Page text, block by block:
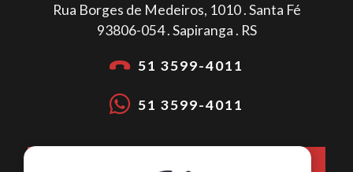
Rua Borges de Medeiros, 1010 . Santa Fé
93806-054 . Sapiranga . RS
51 3599-4011
51 3599-4011